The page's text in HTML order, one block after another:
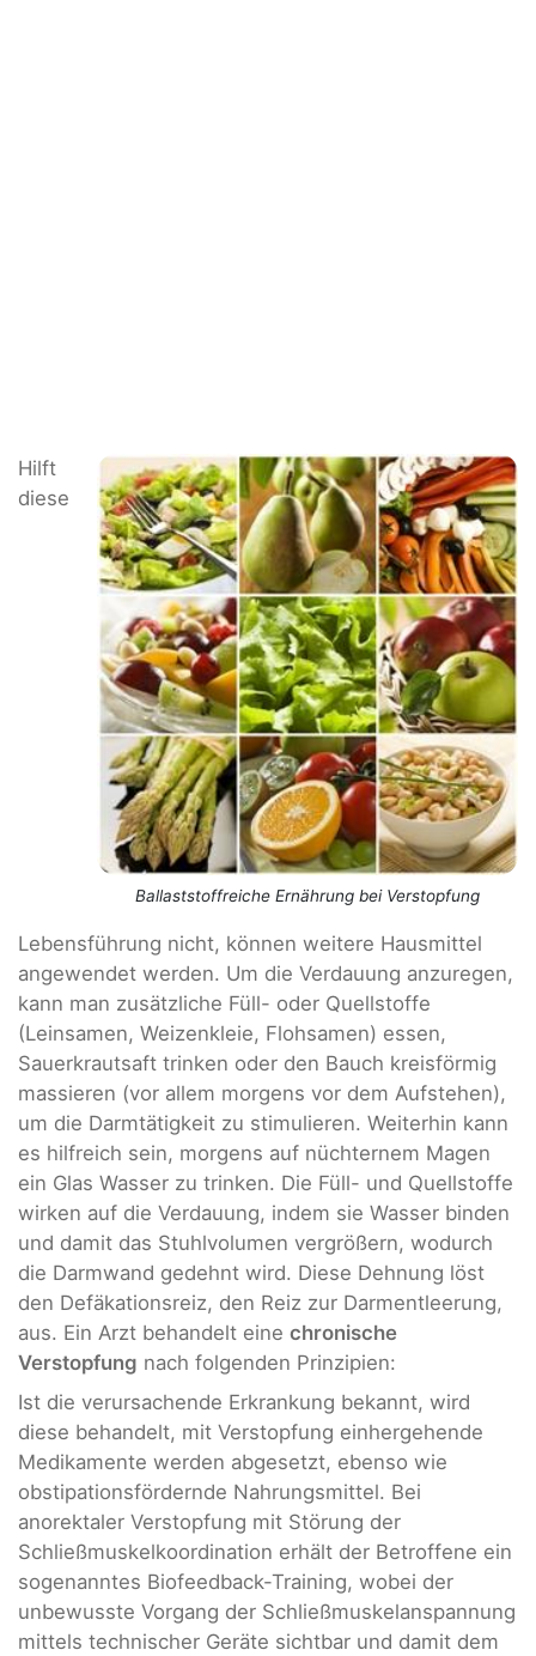
Ballaststoffreiche Ernährung bei Verstopfung
Hilft
diese
Lebensführung nicht, können weitere Hausmittel
angewendet werden. Um die Verdauung anzuregen,
kann man zusätzliche Füll- oder Quellstoffe
(Leinsamen, Weizenkleie, Flohsamen) essen,
Sauerkrautsaft trinken oder den Bauch kreisförmig
massieren (vor allem morgens vor dem Aufstehen),
um die Darmtätigkeit zu stimulieren. Weiterhin kann
es hilfreich sein, morgens auf nüchternem Magen
ein Glas Wasser zu trinken. Die Füll- und Quellstoffe
wirken auf die Verdauung, indem sie Wasser binden
und damit das Stuhlvolumen vergrößern, wodurch
die Darmwand gedehnt wird. Diese Dehnung löst
den Defäkationsreiz, den Reiz zur Darmentleerung,
aus. Ein Arzt behandelt eine chronische
Verstopfung nach folgenden Prinzipien:
Ist die verursachende Erkrankung bekannt, wird
diese behandelt, mit Verstopfung einhergehende
Medikamente werden abgesetzt, ebenso wie
obstipationsfördernde Nahrungsmittel. Bei
anorektaler Verstopfung mit Störung der
Schließmuskelkoordination erhält der Betroffene ein
sogenanntes Biofeedback-Training, wobei der
unbewusste Vorgang der Schließmuskelanspannung
mittels technischer Geräte sichtbar und damit dem